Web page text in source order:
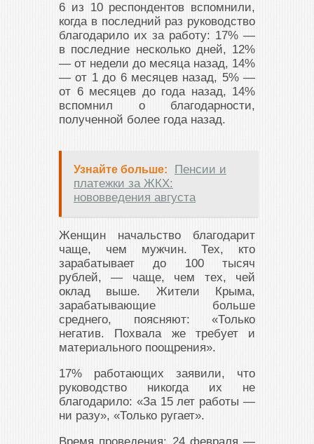
6 из 10 респондентов вспомнили,
когда в последний раз руководство
благодарило их за работу: 17% —
в последние несколько дней, 12%
— от недели до месяца назад, 14%
— от 1 до 6 месяцев назад, 5% —
от 6 месяцев до года назад, 14%
вспомнил о благодарности,
полученной более года назад.
Узнайте больше:
Пенсии и
платежки за ЖКХ:
нововведения августа
Женщин начальство благодарит
чаще, чем мужчин. Тех, кто
зарабатывает до 100 тысяч
рублей, — чаще, чем тех, чей
оклад выше. Жители Крыма,
зарабатывающие больше
среднего, поясняют: «Только
негатив. Похвала же требует и
материального поощрения».
17% работающих заявили, что
руководство никогда их не
благодарило: «За 15 лет работы —
ни разу», «Только ругает».